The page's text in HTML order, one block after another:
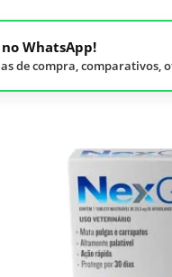
WhatsApp!
de compra, comparativos,